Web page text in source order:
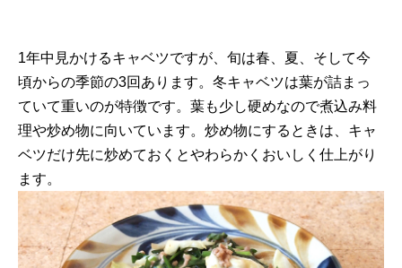
1年中見かけるキャベツですが、旬は春、夏、そして今
頃からの季節の3回あります。冬キャベツは葉が詰まっ
ていて重いのが特徴です。葉も少し硬めなので煮込み料
理や炒め物に向いています。炒め物にするときは、キャ
ベツだけ先に炒めておくとやわらかくおいしく仕上がり
ます。